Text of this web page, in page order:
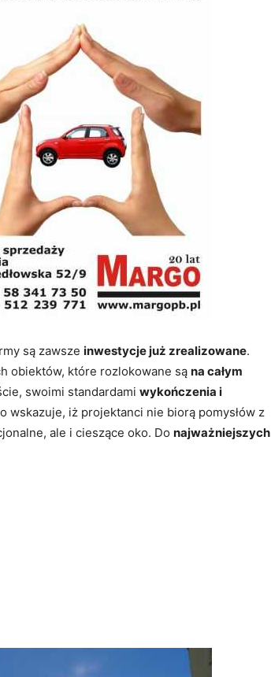
są zawsze inwestycje już zrealizowane.
obiektów, które rozlokowane są na całym
swoimi standardami wykończenia i
wskazuje, iż projektanci nie biorą pomysłów z
ale i cieszące oko. Do najważniejszych